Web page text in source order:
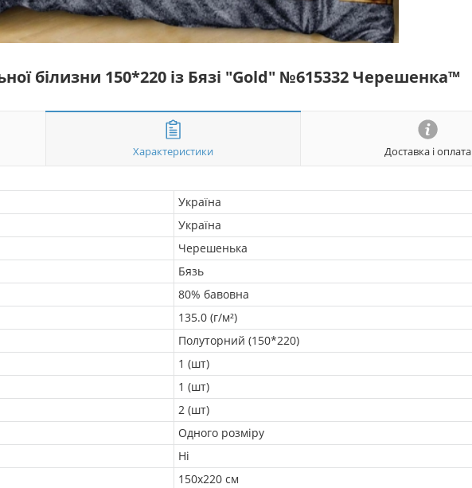
білизни 150*220 із Бязі "Gold" №615332 Черешенка™
Характеристики Доставка і оплата
Україна
Україна
Черешенька
Бязь
80% бавовна
135.0 (г/м²)
Полуторний (150*220)
1 (шт)
1 (шт)
2 (шт)
Одного розміру
Ні
150х220 см